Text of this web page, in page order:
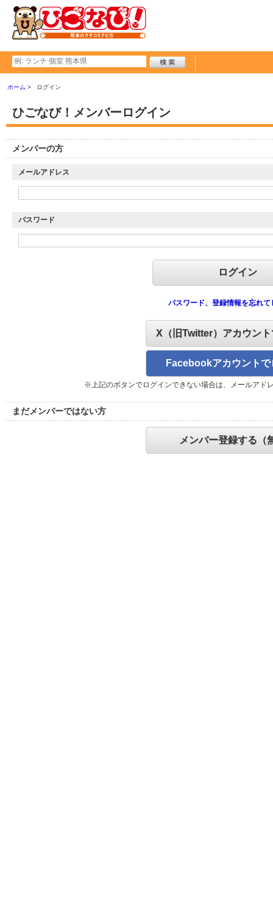
ホーム ログイン
ひごなび！メンバーログイン
メンバーの方
メールアドレス
パスワード
パスワード、登録情報を忘れて
X（旧Twitter）アカウン
Facebookアカウントで
※上記のボタンでログインできない場合は、メールアド
まだメンバーではない方
メンバー登録する（